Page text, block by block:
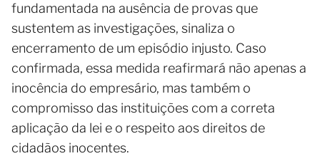
fundamentada na ausência de provas que
sustentem as investigações, sinaliza o
encerramento de um episódio injusto. Caso
confirmada, essa medida reafirmará não apenas a
inocência do empresário, mas também o
compromisso das instituições com a correta
aplicação da lei e o respeito aos direitos de
cidadãos inocentes.